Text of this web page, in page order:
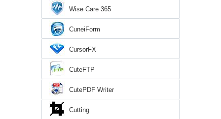
Wise Care 365
CuneiForm
CursorFX
CuteFTP
CutePDF Writer
Cutting